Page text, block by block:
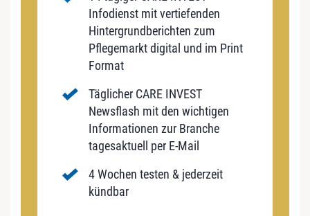
Infodienst mit vertiefenden
Hintergrundberichten zum
Pflegemarkt digital und im Print
Format
Täglicher CARE INVEST
Newsflash mit den wichtigen
Informationen zur Branche
tagesaktuell per E-Mail
4 Wochen testen & jederzeit
kündbar